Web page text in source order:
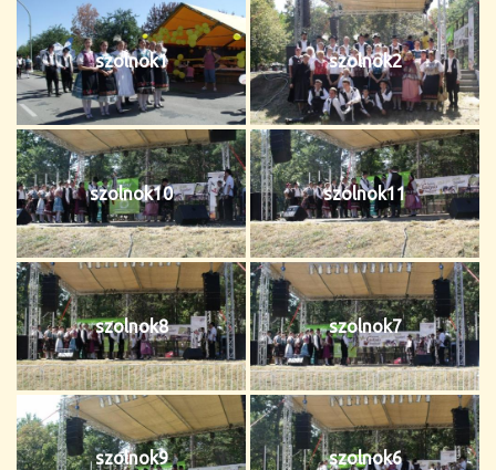
szolnok1 szolnok2
szolnok10 szolnok11
szolnok8 szolnok7
szolnok9 szolnok6